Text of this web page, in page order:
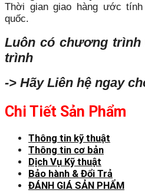
Thời gian giao hàng ước
quốc.
Luôn có chương
trình
-> Hãy Liên hệ ngay
Chi Tiết Sản Phẩm
Thông tin kỹ thuật
Thông tin cơ bản
Dịch Vụ Kỹ thuật
Bảo hành & Đổi Trả
ĐÁNH GIÁ SẢN PHẨM